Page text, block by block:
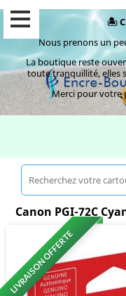
🏝️
Nous prenons un
La boutique reste
toute tranquillité, elles
Merci pour votre
Canon PGI-72C
LIVRAISON OFFERTE